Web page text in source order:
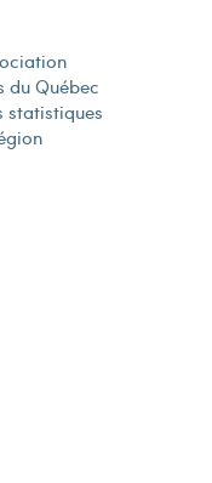
du Québec
statistiques